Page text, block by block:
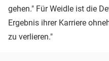
gehen." Für Weidle ist die
Ergebnis ihrer Karriere
zu verlieren."